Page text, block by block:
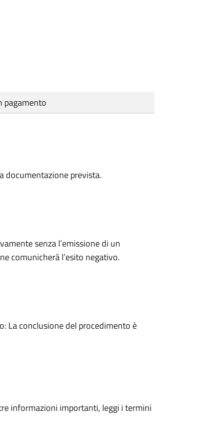
pagamento
documentazione prevista.
senza l’emissione di un
comunicherà l’esito negativo.
La conclusione del procedimento è
informazioni importanti, leggi i termini